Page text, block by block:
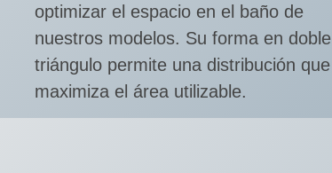
optimizar el espacio en el baño de
nuestros modelos. Su forma en doble
triángulo permite una distribución que
maximiza el área utilizable.